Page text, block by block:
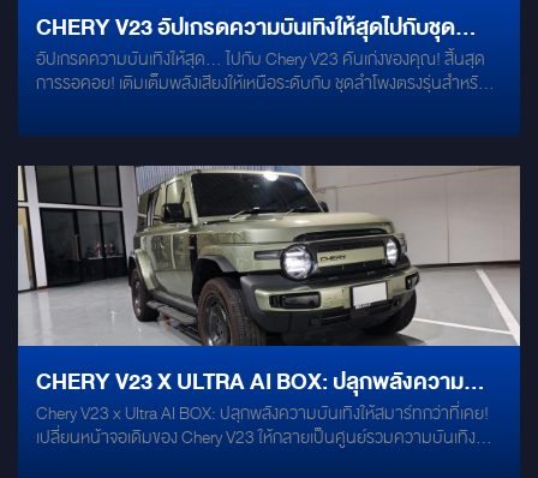
CHERY V23 อัปเกรดความบันเทิงให้สุดไปกับชุด
ลำโพงตรงรุ่นสำหรับ CHERY V23 แบรนด์ MAOT
จาก MIRAGE AUDIO ที่ออกแบบมาเพื่อรถรุ่นนี้โดย
เฉพาะ
อัปเกรดความบันเทิงให้สุด... ไปกับ Chery V23 คันเก่งของคุณ! สิ้นสุด
การรอคอย! เติมเต็มพลังเสียงให้เหนือระดับกับ ชุดลำโพงตรงรุ่นสำหรับ
โดยเฉพาะ แมตช์เข้ากับดีไซน์รถได้อย่างลงตัว ไฮไลท์เด็ดที่ห้ามพลาด:
เสียบปลั๊กแล้วพร้อมใช้งานทันที! จัดเต็มระบบด้วย 11 จุดติดตั้ง ทั่วคัน
มิติเสียงโอบล้อมรอบทิศทาง สมจริงราวกับนั่งฟังคอนเสิร์ต อัปเกรดครบ
ชุด ทั้งลำโพง Woofer, Mid-Range, Tweeter, Center และแอมพลิฟายเอ
อร์เพิ่มพลังเสียง ขับสนุก เพลงเพราะ เดินทางไปไหนก็แฮปปี้! สนใจทักแชท
สอบถามรายละเอียดเพิ่มเติม หรือนัดคิวติดตั้งได้เลยครับ
CHERY V23 X ULTRA AI BOX: ปลุกพลังความ
บันเทิงให้สมาร์ทกว่าที่เคย
Chery V23 x Ultra AI BOX: ปลุกพลังความบันเทิงให้สมาร์ทกว่าที่เคย!
เปลี่ยนหน้าจอเดิมของ Chery V23 ให้กลายเป็นศูนย์รวมความบันเทิง